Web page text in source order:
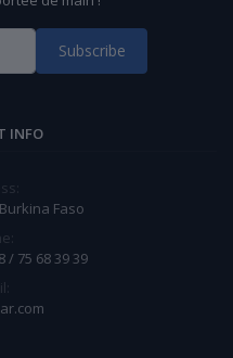
Subscribe
INFO
Faso
/ 75 68 39 39